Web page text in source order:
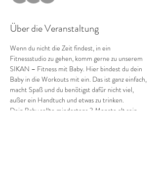
Über die Veranstaltung
Wenn du nicht die Zeit findest, in ein
Fitnessstudio zu gehen, komm gerne zu unserem
SIKAN – Fitness mit Baby. Hier bindest du dein
Baby in die Workouts mit ein. Das ist ganz einfach,
macht Spaß und du benötigst dafür nicht viel,
außer ein Handtuch und etwas zu trinken.
Dein Baby sollte mindestens 3 Monate alt sein.